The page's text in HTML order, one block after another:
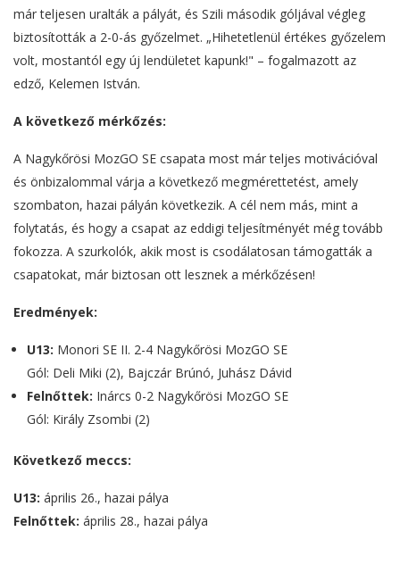
már teljesen uralták a pályát, és Szili második góljával végleg
biztosították a 2-0-ás győzelmet. „Hihetetlenül értékes győzelem
volt, mostantól egy új lendületet kapunk!" – fogalmazott az
edző, Kelemen István.
A következő mérkőzés:
A Nagykőrösi MozGO SE csapata most már teljes motivációval
és önbizalommal várja a következő megmérettetést, amely
szombaton, hazai pályán következik. A cél nem más, mint a
folytatás, és hogy a csapat az eddigi teljesítményét még tovább
fokozza. A szurkolók, akik most is csodálatosan támogatták a
csapatokat, már biztosan ott lesznek a mérkőzésen!
Eredmények:
U13: Monori SE II. 2-4 Nagykőrösi MozGO SE
Gól: Deli Miki (2), Bajczár Brúnó, Juhász Dávid
Felnőttek: Inárcs 0-2 Nagykőrösi MozGO SE
Gól: Király Zsombi (2)
Következő meccs:
U13: április 26., hazai pálya
Felnőttek: április 28., hazai pálya